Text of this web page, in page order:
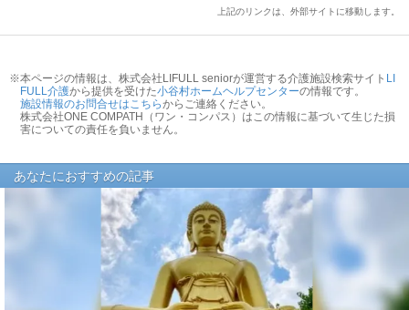
上記のリンクは、外部サイトに移動します。
※本ページの情報は、株式会社LIFULL seniorが運営する介護施設検索サイト LI
FULL介護から提供を受けた小谷村ホームヘルプセンターの情報です。
施設情報のお問合せはこちらからご連絡ください。
株式会社ONE COMPATH（ワン・コンパス）はこの情報に基づいて生じた損
害についての責任を負いません。
あなたにおすすめの記事